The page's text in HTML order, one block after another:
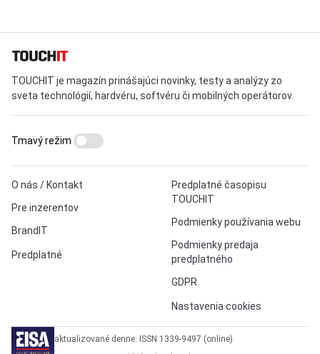
TOUCHIT je magazín prinášajúci novinky, testy a analýzy zo
sveta technológií, hardvéru, softvéru či mobilných operátorov.
O nás / Kontakt
Pre inzerentov
BrandIT
Predplatné
Predplatné časopisu
TOUCHIT
Podmienky používania webu
Podmienky predaja
predplatného
GDPR
Nastavenia cookies
Tmavý režim
aktualizované denne: ISSN 1339-9497 (online)